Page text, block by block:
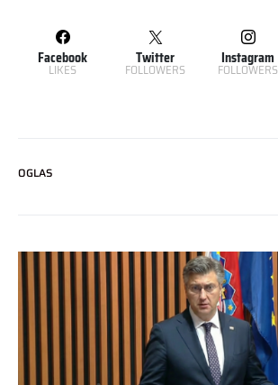
Facebook
LIKES
Twitter
FOLLOWERS
Instagram
FOLLOWERS
OGLAS